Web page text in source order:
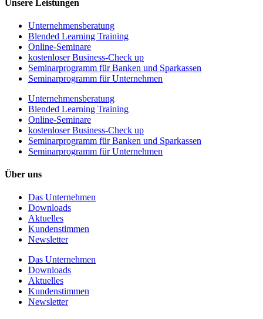
Unsere Leistungen
Unternehmens­beratung
Blended Learning Training
Online-Seminare
kostenloser Business-Check up
Seminarprogramm für Banken und Sparkassen
Seminarprogramm für Unternehmen
Unternehmens­beratung
Blended Learning Training
Online-Seminare
kostenloser Business-Check up
Seminarprogramm für Banken und Sparkassen
Seminarprogramm für Unternehmen
Über uns
Das Unternehmen
Downloads
Aktuelles
Kundenstimmen
Newsletter
Das Unternehmen
Downloads
Aktuelles
Kundenstimmen
Newsletter